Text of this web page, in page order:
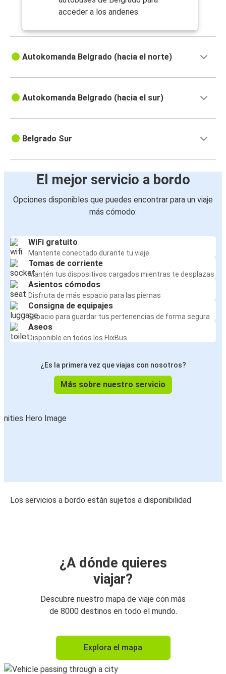
acceder a los andenes.
Autokomanda Belgrado (hacia el norte)
Autokomanda Belgrado (hacia el sur)
Belgrado Sur
El mejor servicio a bordo
Opciones disponibles que puedes encontrar para un viaje
más cómodo:
WiFi gratuito
Mantente conectado durante tu viaje
Tomas de corriente
Mantén tus dispositivos cargados mientras te desplazas
Asientos cómodos
Disfruta de más espacio para las piernas
Consigna de equipajes
Espacio para guardar tus pertenencias de forma segura
Aseos
Disponible en todos los FlixBus
¿Es la primera vez que viajas con nosotros?
Más sobre nuestro servicio
Los servicios a bordo están sujetos a disponibilidad
¿A dónde quieres
viajar?
Descubre nuestro mapa de viaje con más
de 8000 destinos en todo el mundo.
Explora el mapa